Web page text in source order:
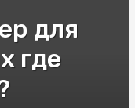
для
где